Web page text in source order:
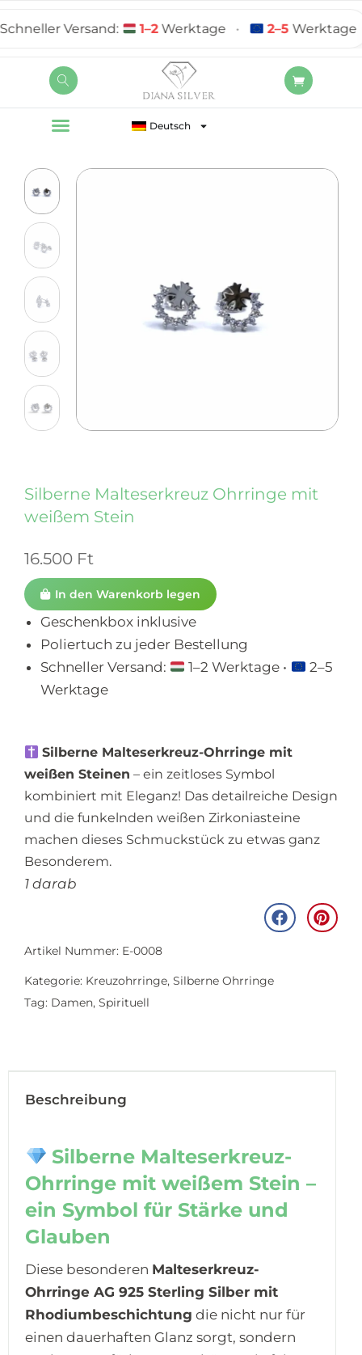
Deutsch
Versand: 1–2 Werktage • 2–5 Werktage
Silberne Malteserkreuz Ohrringe mit
weißem Stein
16.500 Ft
In den Warenkorb legen
Geschenkbox inklusive
Poliertuch zu jeder Bestellung
Schneller Versand:
1–2 Werktage •
2–5
Werktage
Silberne Malteserkreuz-Ohrringe mit
weißen Steinen – ein zeitloses Symbol
kombiniert mit Eleganz! Das detailreiche Design
und die funkelnden weißen Zirkoniasteine
machen dieses Schmuckstück zu etwas ganz
Besonderem.
1 darab
Artikel Nummer: E-0008
Kategorie: Kreuzohrringe, Silberne Ohrringe
Tag: Damen, Spirituell
Beschreibung
Silberne Malteserkreuz-
Ohrringe mit weißem Stein –
ein Symbol für Stärke und
Glauben
Diese besonderen Malteserkreuz-
Ohrringe AG 925 Sterling Silber mit
Rhodiumbeschichtung die nicht nur für
einen dauerhaften Glanz sorgt, sondern